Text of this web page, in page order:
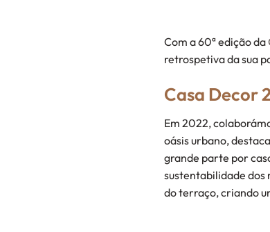
Com a 60ª edição da
retrospetiva da sua
Casa Decor
Em 2022,
oásis urbano,
grande parte por
sustentabilidade dos
do terraço, criando